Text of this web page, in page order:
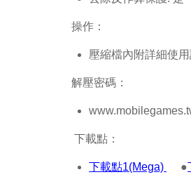
操作：
壓縮檔內附詳細使用
解壓密碼：
下載點：
下載點1(Mega) ●